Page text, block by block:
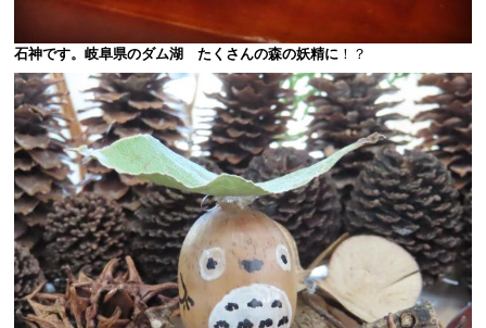
石神です。岐阜県のダム湖 たくさんの森の妖精に ！？